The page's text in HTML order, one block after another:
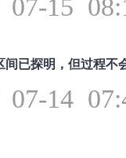
15
间已探明，但过程不
14